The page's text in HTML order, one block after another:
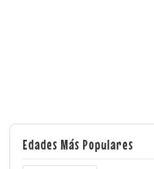
Edades Más Populares